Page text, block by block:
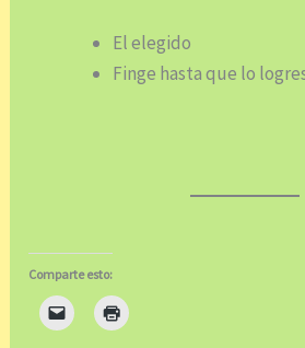
El elegido
Finge hasta que lo
Comparte esto: